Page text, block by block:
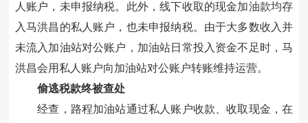
人账户，未申报纳税。此外，线下收取的现金加油款均存
入马洪昌的私人账户，也未申报纳税。由于大多数收入并
未流入加油站对公账户，加油站日常投入资金不足时，马
洪昌会用私人账户向加油站对公账户转账维持运营。
偷逃税款终被查处
经查，路程加油站通过私人账户收款、收取现金，在